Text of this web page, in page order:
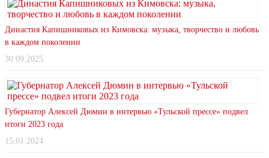
Династия Капишниковых из Кимовска: музыка, творчество и любовь
в каждом поколении
30.09.2025
Губернатор Алексей Дюмин в интервью «Тульской прессе» подвел
итоги 2023 года
15.01.2024